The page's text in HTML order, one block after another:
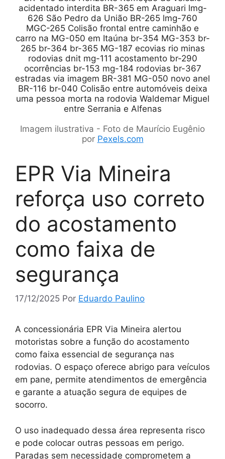
Imagem ilustrativa - Foto de Maurício Eugênio
por Pexels.com
EPR Via Mineira
reforça uso correto
do acostamento
como faixa de
segurança
17/12/2025 Por Eduardo Paulino
A concessionária EPR Via Mineira alertou
motoristas sobre a função do acostamento
como faixa essencial de segurança nas
rodovias. O espaço oferece abrigo para veículos
em pane, permite atendimentos de emergência
e garante a atuação segura de equipes de
socorro.
O uso inadequado dessa área representa risco
e pode colocar outras pessoas em perigo.
Paradas sem necessidade comprometem a